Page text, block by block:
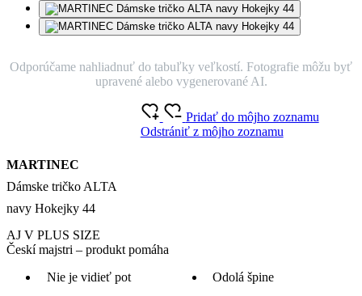
Odporúčame nahliadnuť do tabuľky veľkostí. Fotografie môžu byť
upravené alebo vygenerované AI.
MARTINEC
Dámske tričko ALTA
navy Hokejky 44
Pridať do môjho zoznamu
Odstrániť z môjho zoznamu
AJ V PLUS SIZE
Českí majstri – produkt pomáha
Nie je vidieť pot
Odolá špine